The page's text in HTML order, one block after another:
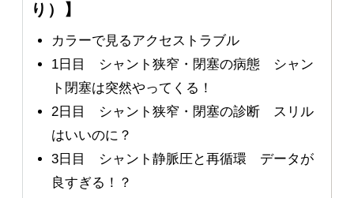
り）】
カラーで見るアクセストラブル
1日目 シャント狭窄・閉塞の病態 シャン
ト閉塞は突然やってくる！
2日目 シャント狭窄・閉塞の診断 スリル
はいいのに？
3日目 シャント静脈圧と再循環 データが
良すぎる！？